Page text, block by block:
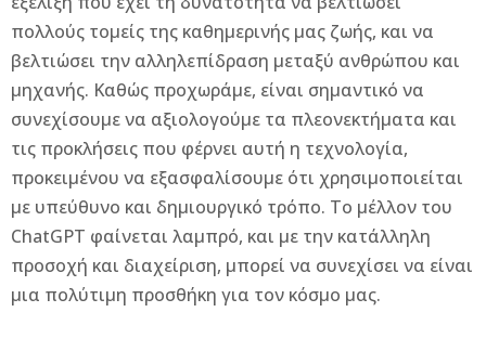
πολλούς τομείς της καθημερινής μας ζωής, και να
βελτιώσει την αλληλεπίδραση μεταξύ ανθρώπου και
μηχανής. Καθώς προχωράμε, είναι σημαντικό να
συνεχίσουμε να αξιολογούμε τα πλεονεκτήματα και
τις προκλήσεις που φέρνει αυτή η τεχνολογία,
προκειμένου να εξασφαλίσουμε ότι χρησιμοποιείται
με υπεύθυνο και δημιουργικό τρόπο. Το μέλλον του
ChatGPT φαίνεται λαμπρό, και με την κατάλληλη
προσοχή και διαχείριση, μπορεί να συνεχίσει να είναι
μια πολύτιμη προσθήκη για τον κόσμο μας.